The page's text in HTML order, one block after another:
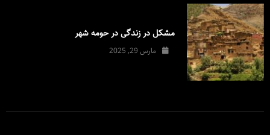
مشکل در زندگی در حومه شهر
مارس 29, 2025